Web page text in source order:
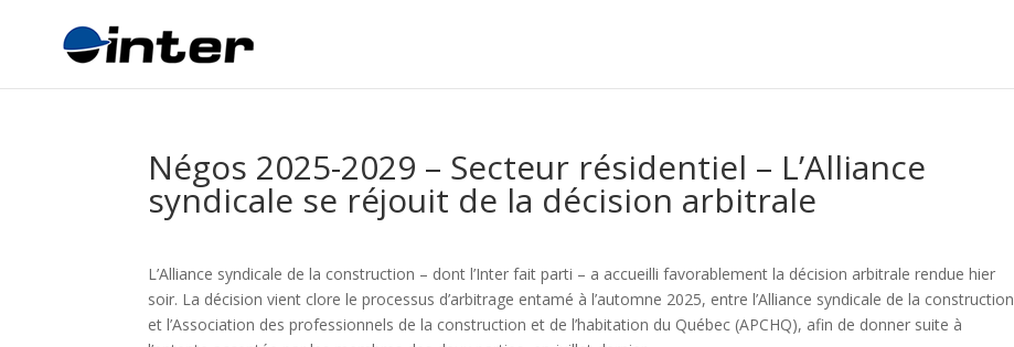
Négos 2025-2029 – Secteur résidentiel – L’Alliance
syndicale se réjouit de la décision arbitrale
L’Alliance syndicale de la construction – dont l’Inter fait parti – a accueilli favorablement la décision arbitrale rendue hier
soir. La décision vient clore le processus d’arbitrage entamé à l’automne 2025, entre l’Alliance syndicale de la construction
et l’Association des professionnels de la construction et de l’habitation du Québec (APCHQ), afin de donner suite à